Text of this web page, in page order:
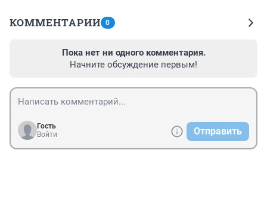
КОММЕНТАРИИ 0
Пока нет ни одного комментария.
Начните обсуждение первым!
Гость
Войти
Отправить